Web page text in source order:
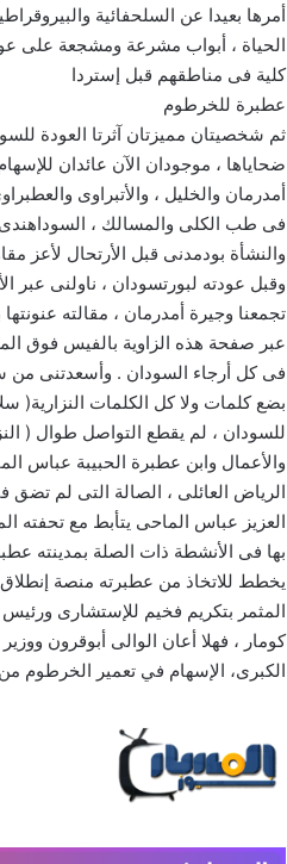
أمرها بعيدا عن السلحفائية
الحياة ، أبواب مشرعة ومشجعة على
كلية فى مناطقهم قبل إستردا
عطبرة للخرطوم
ثم شخصيتان مميزتان آثرتا العودة
ضحاياها ، موجودان الآن عائدان
أمدرمان والخليل ، والأتبراوى
فى طب الكلى والمسالك ، السوداهندى
والنشأة بودمدنى قبل الأرتحال لأعز
وقبل عودته لبورتسودان ، ناولنى عبر
تجمعنا وجيرة أمدرمان ، مقالته
عبر صفحة هذه الزاوية بالفيس فوق
فى كل أرجاء السودان . وأسعدتنى
بضع كلمات ولا كل الكلمات النزارية(
للسودان ، لم يقطع التواصل طوال (
والأعمال وابن عطبرة الحبيبة عباس
الرياض العائلى ، الصالة التى لم
العزيز عباس الماحى يتأبط مع تحفته
بها فى الأنشطة ذات الصلة بمدينته
يخطط للاتخاذ من عطبرته منصة
المثمر بتكريم فخيم للإستشارى ورئيس
كومار ، فهلا أعان الوالى أبوقرون
الكبرى، الإسهام في تعمير الخرطوم